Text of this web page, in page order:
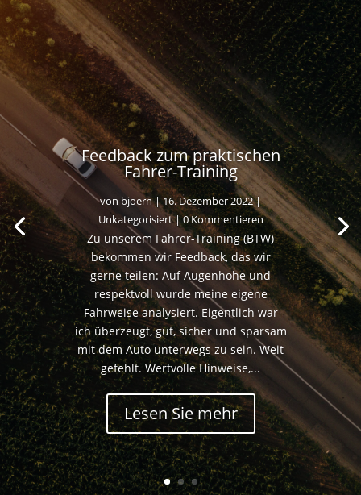
Feedback zum praktischen
Fahrer-Training
von bjoern|16. Dezember 2022|
Unkategorisiert| 0 Kommentieren
Zu unserem Fahrer-Training (BTW)
bekommen wir Feedback, das wir
gerne teilen: Auf Augenhöhe und
respektvoll wurde meine eigene
Fahrweise analysiert. Eigentlich war
ich überzeugt, gut, sicher und sparsam
mit dem Auto unterwegs zu sein. Weit
gefehlt. Wertvolle Hinweise,...
Lesen Sie mehr